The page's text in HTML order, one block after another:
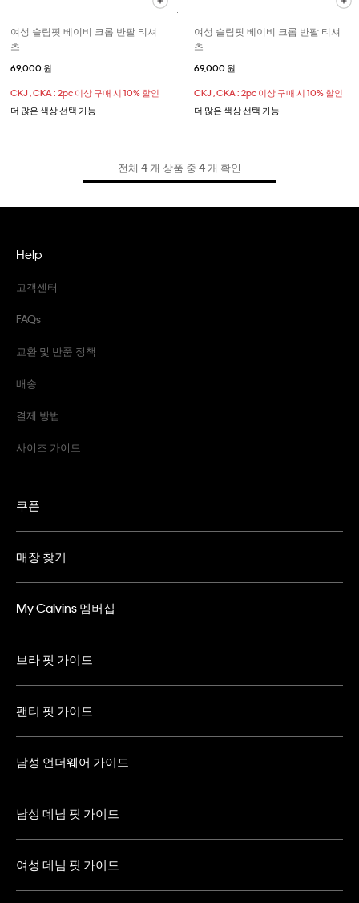
여성 슬림핏 베이비 크롭 반팔 티셔
츠
69,000 원
CKJ , CKA : 2pc 이상 구매 시 10% 할인
더 많은 색상 선택 가능
여성 슬림핏 베이비 크롭 반팔 티셔
츠
69,000 원
CKJ , CKA : 2pc 이상 구매 시 10% 할인
더 많은 색상 선택 가능
전체 4 개 상품 중 4 개 확인
Help
고객센터
FAQs
교환 및 반품 정책
배송
결제 방법
사이즈 가이드
쿠폰
매장 찾기
My Calvins 멤버십
브라 핏 가이드
팬티 핏 가이드
남성 언더웨어 가이드
남성 데님 핏 가이드
여성 데님 핏 가이드